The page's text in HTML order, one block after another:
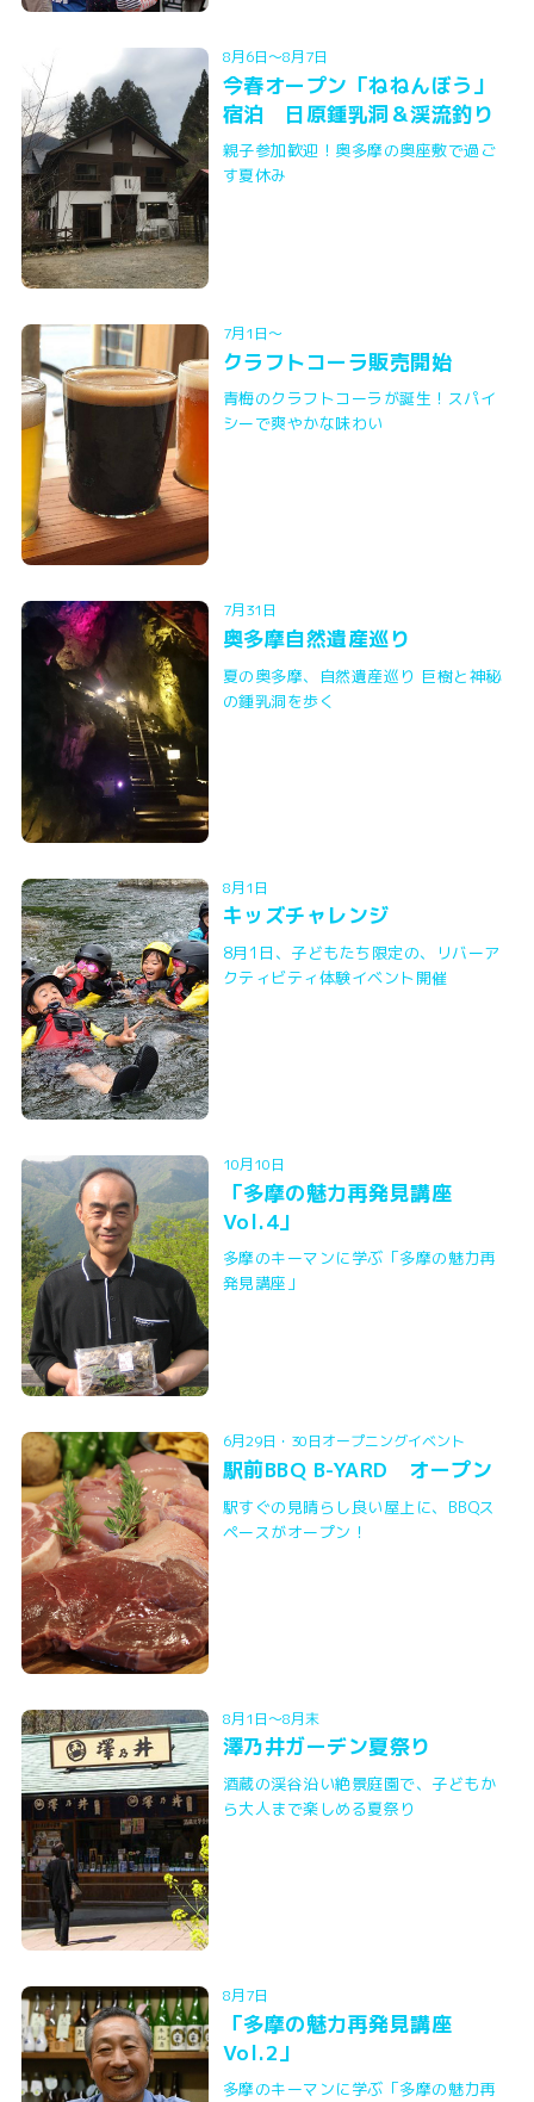
8月6日～8月7日
今春オープン「ねねんぼう」
宿泊 日原鍾乳洞＆渓流釣り
親子参加歓迎！奥多摩の奥座敷で過ご
す夏休み
7月1日～
クラフトコーラ販売開始
青梅のクラフトコーラが誕生！スパイ
シーで爽やかな味わい
7月31日
奥多摩自然遺産巡り
夏の奥多摩、自然遺産巡り 巨樹と神秘
の鍾乳洞を歩く
8月1日
キッズチャレンジ
8月1日、子どもたち限定の、リバーア
クティビティ体験イベント開催
10月10日
「多摩の魅力再発見講座
Vol.4」
多摩のキーマンに学ぶ「多摩の魅力再
発見講座」
6月29日・30日オープニングイベント
駅前BBQ B-YARD オープン
駅すぐの見晴らし良い屋上に、BBQス
ペースがオープン！
8月1日～8月末
澤乃井ガーデン夏祭り
酒蔵の渓谷沿い絶景庭園で、子どもか
ら大人まで楽しめる夏祭り
8月7日
「多摩の魅力再発見講座
Vol.2」
多摩のキーマンに学ぶ「多摩の魅力再